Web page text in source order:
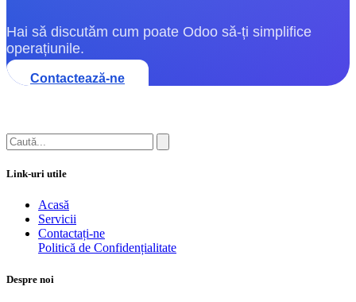
Hai să discutăm cum poate Odoo să-ți simplifice
operațiunile.
Contactează-ne
Link-uri utile
Acasă
Servicii
Contactați-ne
Politică de Confidențialitate
Despre noi